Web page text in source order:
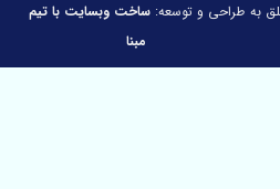
طراحی و توسعه:ساخت وبسایت با تیم